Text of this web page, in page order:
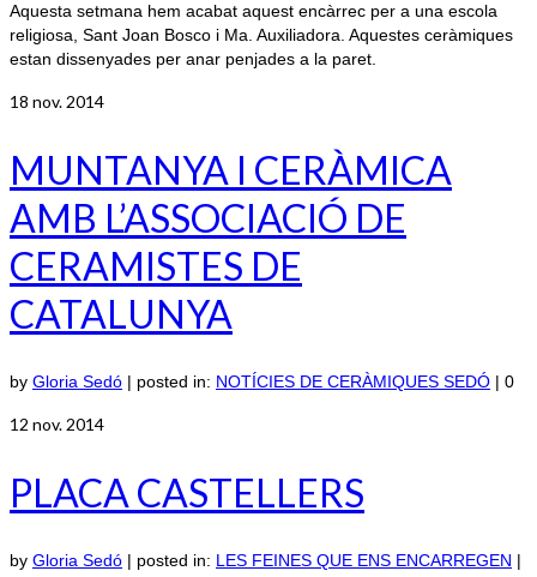
Aquesta setmana hem acabat aquest encàrrec per a una escola
religiosa, Sant Joan Bosco i Ma. Auxiliadora. Aquestes ceràmiques
estan dissenyades per anar penjades a la paret.
18 nov. 2014
MUNTANYA I CERÀMICA
AMB L’ASSOCIACIÓ DE
CERAMISTES DE
CATALUNYA
by Gloria Sedó | posted in: NOTÍCIES DE CERÀMIQUES SEDÓ | 0
12 nov. 2014
PLACA CASTELLERS
by Gloria Sedó | posted in: LES FEINES QUE ENS ENCARREGEN |